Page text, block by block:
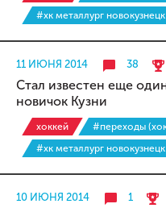
#хк металлург новокузнецк
11 ИЮНЯ 2014 38
Стал известен еще
новичок Кузни
хоккей #переходы
#хк металлург новокузнецк
10 ИЮНЯ 2014 1